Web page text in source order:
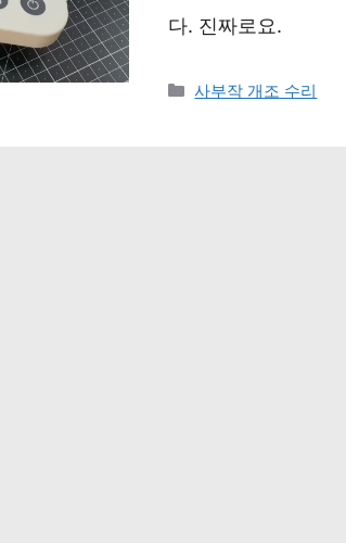
다. 진짜로요.
카
사부작 개조 수리